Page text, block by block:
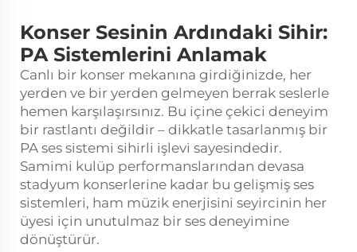
Konser Sesinin Ardındaki Sihir:
PA Sistemlerini Anlamak
Canlı bir konser mekanına girdiğinizde, her
yerden ve bir yerden gelmeyen berrak seslerle
hemen karşılaşırsınız. Bu içine çekici deneyim
bir rastlantı değildir – dikkatle tasarlanmış bir
PA ses sistemi sihirli işlevi sayesindedir.
Samimi kulüp performanslarından devasa
stadyum konserlerine kadar bu gelişmiş ses
sistemleri, ham müzik enerjisini seyircinin her
üyesi için unutulmaz bir ses deneyimine
dönüştürür.